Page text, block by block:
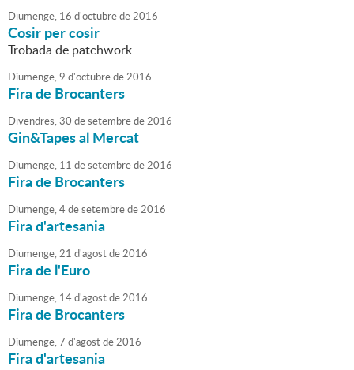
Diumenge, 16 d'octubrede2016
Cosir per cosir
Trobada de patchwork
Diumenge,9 d'octubrede2016
Fira de Brocanters
Divendres,30 desetembrede2016
Gin&Tapes al Mercat
Diumenge, 11 desetembrede2016
Fira de Brocanters
Diumenge,4desetembrede2016
Fira d'artesania
Diumenge,21 d'agostde2016
Fira de l'Euro
Diumenge, 14d'agostde2016
Fira de Brocanters
Diumenge,7 d'agostde2016
Fira d'artesania